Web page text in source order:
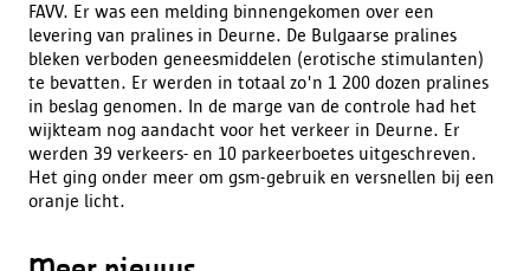
FAVV. Er was een melding binnengekomen over een
levering van pralines in Deurne. De Bulgaarse pralines
bleken verboden geneesmiddelen (erotische stimulanten)
te bevatten. Er werden in totaal zo'n 1 200 dozen pralines
in beslag genomen. In de marge van de controle had het
wijkteam nog aandacht voor het verkeer in Deurne. Er
werden 39 verkeers- en 10 parkeerboetes uitgeschreven.
Het ging onder meer om gsm-gebruik en versnellen bij een
oranje licht.